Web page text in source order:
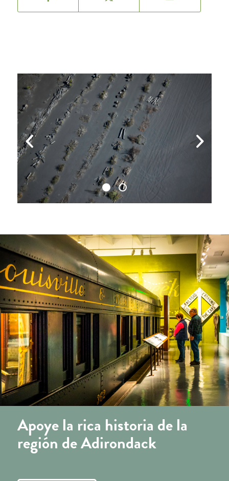
Apoye la rica historia de la
región de Adirondack